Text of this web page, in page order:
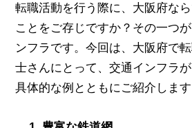
転職活動を行う際に、大阪府な
ことをご存じですか？その一つ
ンフラです。今回は、大阪府で
士さんにとって、交通インフラ
具体的な例とともにご紹介します